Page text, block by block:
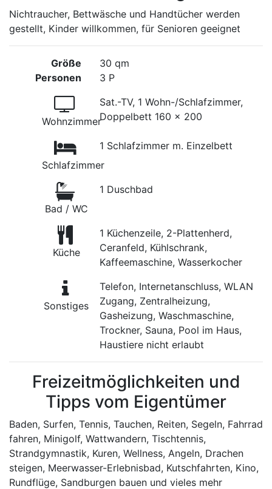
Nichtraucher, Bettwäsche und Handtücher werden
gestellt, Kinder willkommen, für Senioren geeignet
Größe
Personen
30 qm
3 P
Wohnzimmer
Sat.-TV, 1 Wohn-/Schlafzimmer,
Doppelbett 160 x 200
Schlafzimmer
1 Schlafzimmer m. Einzelbett
Bad / WC
1 Duschbad
Küche
1 Küchenzeile, 2-Plattenherd,
Ceranfeld, Kühlschrank,
Kaffeemaschine, Wasserkocher
Sonstiges
Telefon, Internetanschluss, WLAN
Zugang, Zentralheizung,
Gasheizung, Waschmaschine,
Trockner, Sauna, Pool im Haus,
Haustiere nicht erlaubt
Freizeitmöglichkeiten und
Tipps vom Eigentümer
Baden, Surfen, Tennis, Tauchen, Reiten, Segeln, Fahrrad
fahren, Minigolf, Wattwandern, Tischtennis,
Strandgymnastik, Kuren, Wellness, Angeln, Drachen
steigen, Meerwasser-Erlebnisbad, Kutschfahrten, Kino,
Rundflüge, Sandburgen bauen und vieles mehr